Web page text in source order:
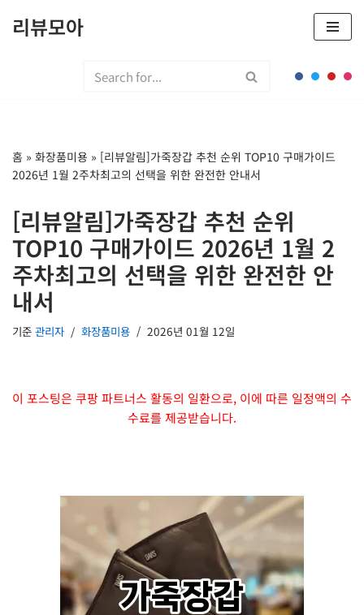
뛰
기
리뷰모아
홈 » 화장품미용 » [리뷰알림]가죽장갑 추천 순위 TOP10 구매가이드
2026년 1월 2주차최고의 선택을 위한 완전한 안내서
[리뷰알림]가죽장갑 추천 순위
TOP10 구매가이드 2026년 1월 2
주차최고의 선택을 위한 완전한 안
내서
기준 관리자 화장품미용 2026년 01월 12일
이 포스팅은 쿠팡 파트너스 활동의 일환으로, 이에 따른 일정액의 수
수료를 제공받습니다.